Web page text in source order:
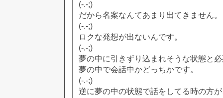
(-.-;)
だから名案なんてあまり出てきません。
(-.-;)
ロクな発想が出ないんです。
(-.-;)
夢の中に引きずり込まれそうな状態と
夢の中で会話中かどっちかです。
(-.-;)
逆に夢の中の状態で話をしてる時の方